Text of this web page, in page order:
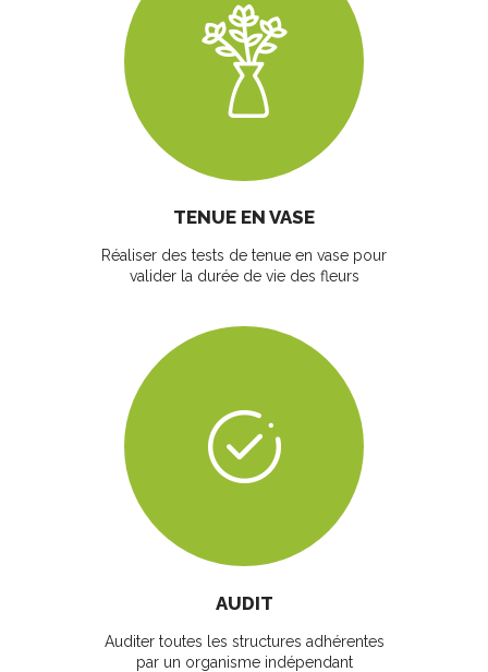
TENUE EN VASE
Réaliser des tests de tenue en vase pour
valider la durée de vie des fleurs
AUDIT
Auditer toutes les structures adhérentes
par un organisme indépendant